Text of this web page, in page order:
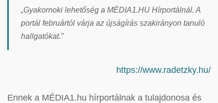
„Gyakornoki lehetőség a MÉDIA1.HU Hírportálnál. A
portál februártól várja az újságírás szakirányon tanuló
hallgatókat.”
https://www.radetzky.hu/
Ennek a MÉDIA1.hu hírportálnak a tulajdonosa és